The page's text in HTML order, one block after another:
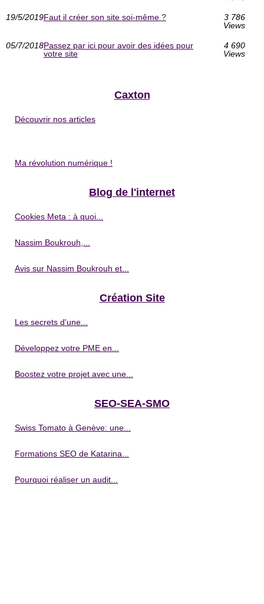
19/5/2019Faut il créer son site soi-même ?
3 786
Views
05/7/2018Passez par ici pour avoir des idées pour
votre site
4 690
Views
Caxton
Découvrir nos articles
Ma révolution numérique !
Blog de l'internet
Cookies Meta : à quoi...
Nassim Boukrouh,...
Avis sur Nassim Boukrouh et...
Création Site
Les secrets d'une...
Développez votre PME en...
Boostez votre projet avec une...
SEO-SEA-SMO
Swiss Tomato à Genève: une...
Formations SEO de Katarina...
Pourquoi réaliser un audit...